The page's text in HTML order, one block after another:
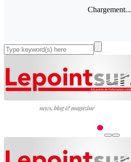
Chargement...